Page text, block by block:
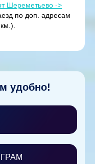
Шереметьево ->
по доп. адресам
удобно!